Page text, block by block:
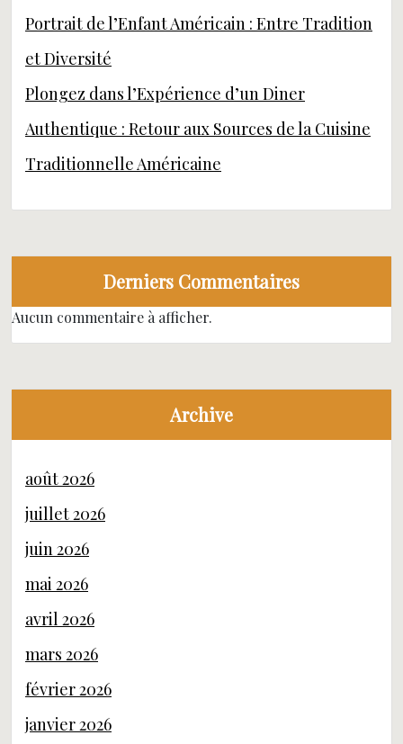
Portrait de l’Enfant Américain : Entre Tradition
et Diversité
Plongez dans l’Expérience d’un Diner
Authentique : Retour aux Sources de la Cuisine
Traditionnelle Américaine
Derniers Commentaires
Aucun commentaire à afficher.
Archive
août 2026
juillet 2026
juin 2026
mai 2026
avril 2026
mars 2026
février 2026
janvier 2026